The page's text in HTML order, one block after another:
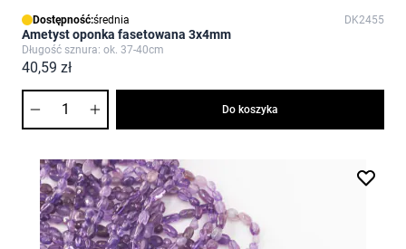
Dostępność:średnia DK2455
Ametyst oponka fasetowana 3x4mm
Długość sznura: ok. 37-40cm
40,59 zł
Do koszyka